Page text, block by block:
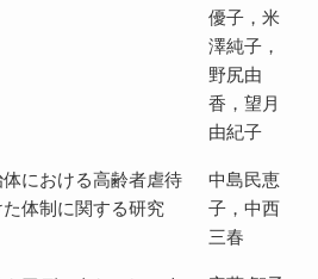
優子，米
澤純子，
野尻由
香，望月
由紀子
における高齢者虐待
体制に関する研究
中島民恵
子，中西
三春